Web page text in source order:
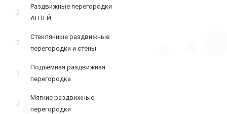
Раздвижные перегородки
АНТЕЙ
Стеклянные раздвижные
перегородки и стены
Подъемная раздвижная
перегородка
Мягкие раздвижные
перегородки